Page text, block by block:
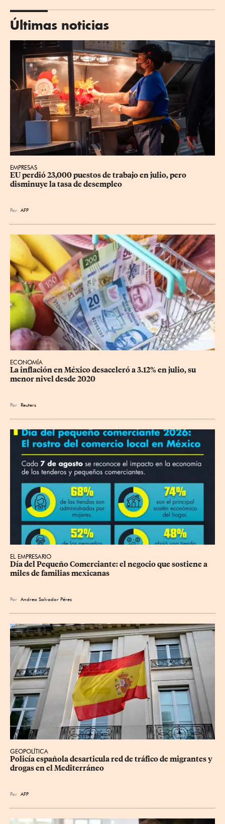
Últimas noticias
EMPRESAS
EU perdió 23,000 puestos de trabajo en julio, pero
disminuye la tasa de desempleo
Por AFP
ECONOMÍA
La inflación en México desaceleró a 3.12% en julio, su
menor nivel desde 2020
Por Reuters
EL EMPRESARIO
Día del Pequeño Comerciante: el negocio que sostiene a
miles de familias mexicanas
Por Andrea Salvador Pérez
GEOPOLÍTICA
Policía española desarticula red de tráfico de migrantes y
drogas en el Mediterráneo
Por AFP